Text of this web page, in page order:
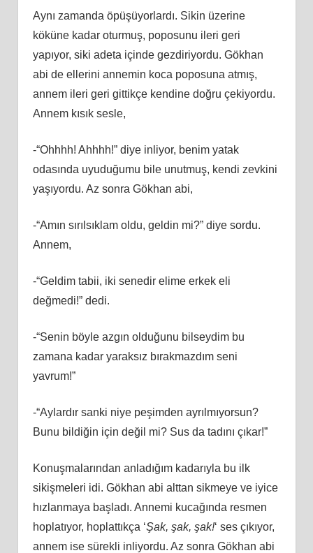
Aynı zamanda öpüşüyorlardı. Sikin üzerine
köküne kadar oturmuş, poposunu ileri geri
yapıyor, siki adeta içinde gezdiriyordu. Gökhan
abi de ellerini annemin koca poposuna atmış,
annem ileri geri gittikçe kendine doğru çekiyordu.
Annem kısık sesle,
-“Ohhhh! Ahhhh!” diye inliyor, benim yatak
odasında uyuduğumu bile unutmuş, kendi zevkini
yaşıyordu. Az sonra Gökhan abi,
-“Amın sırılsıklam oldu, geldin mi?” diye sordu.
Annem,
-“Geldim tabii, iki senedir elime erkek eli
değmedi!” dedi.
-“Senin böyle azgın olduğunu bilseydim bu
zamana kadar yaraksız bırakmazdım seni
yavrum!”
-“Aylardır sanki niye peşimden ayrılmıyorsun?
Bunu bildiğin için değil mi? Sus da tadını çıkar!”
Konuşmalarından anladığım kadarıyla bu ilk
sikişmeleri idi. Gökhan abi alttan sikmeye ve iyice
hızlanmaya başladı. Annemi kucağında resmen
hoplatıyor, hoplattıkça ‘Şak, şak, şak!‘ ses çıkıyor,
annem ise sürekli inliyordu. Az sonra Gökhan abi